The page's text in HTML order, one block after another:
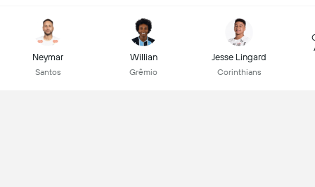
Neymar
Santos
Willian
Grêmio
Jesse Lingard
Corinthians